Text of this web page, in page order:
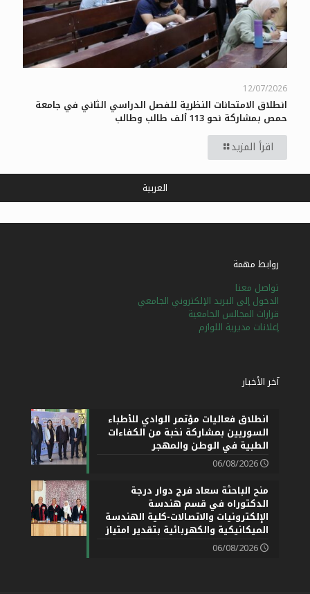
12/07/2026
انطلاق الامتحانات النظرية للفصل الدراسي الثاني في جامعة
حمص بمشاركة نحو 113 ألف طالب وطالب
اقرأ المزيد
روابط مهمة
تواصل معنا
الدخول إلى البريد الإلكتروني الجامعي
قرارات المجالس الجامعية
إعلانات مديرية اللوازم
آخر الأخبار
انطلاق فعاليات مؤتمر الوادي للأطباء
السوريين بمشاركة نخبة من الكفاءات
الطبية في الوطن والمهجر
06/08/2026
منح الباحثة سعاد فرج دوار درجة
الدكتوراه في قسم هندسة
الإلكترونيات والاتصالات-كلية الهندسة
الميكانيكية والكهربائية بتقدير امتياز
06/08/2026
العربية